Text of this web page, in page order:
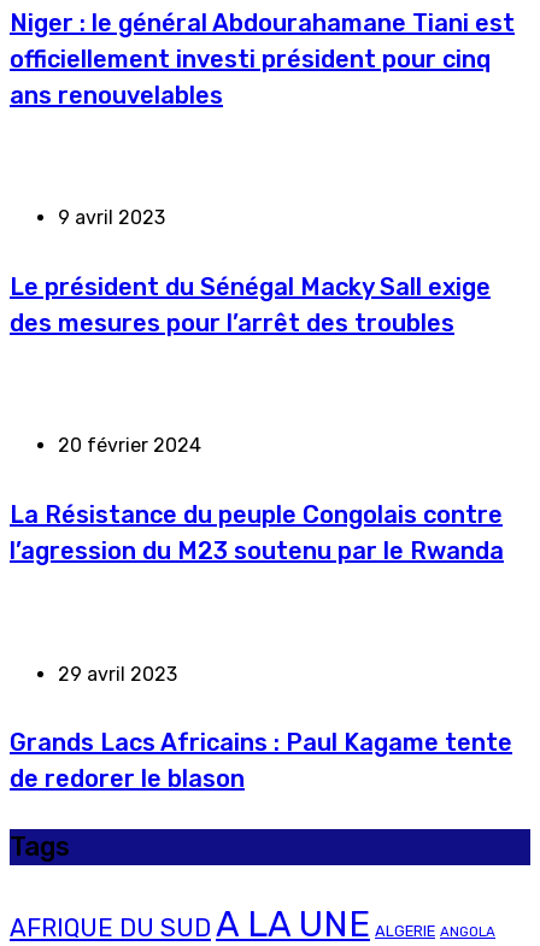
Niger : le général Abdourahamane Tiani est
officiellement investi président pour cinq
ans renouvelables
9 avril 2023
Le président du Sénégal Macky Sall exige
des mesures pour l’arrêt des troubles
20 février 2024
La Résistance du peuple Congolais contre
l’agression du M23 soutenu par le Rwanda
29 avril 2023
Grands Lacs Africains : Paul Kagame tente
de redorer le blason
Tags
AFRIQUE DU SUD A LA UNE ALGERIE ANGOLA